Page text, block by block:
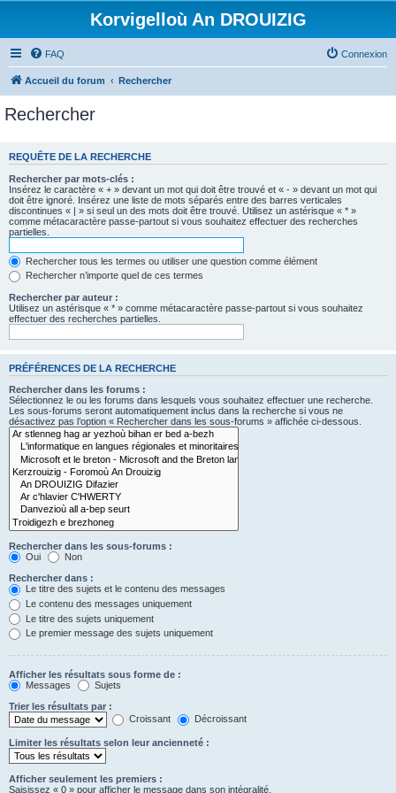
Korvigelloù An DROUIZIG
FAQ Connexion
Accueil du forum Rechercher
Rechercher
REQUÊTE DE LA RECHERCHE
Rechercher par mots-clés :
Insérez le caractère « + » devant un mot qui doit être trouvé et « - » devant un mot qui
doit être ignoré. Insérez une liste de mots séparés entre des barres verticales
discontinues « | » si seul un des mots doit être trouvé. Utilisez un astérisque « * »
comme métacaractère passe-partout si vous souhaitez effectuer des recherches
partielles.
Rechercher tous les termes ou utiliser une question comme élément
Rechercher n’importe quel de ces termes
Rechercher par auteur :
Utilisez un astérisque « * » comme métacaractère passe-partout si vous souhaitez
effectuer des recherches partielles.
PRÉFÉRENCES DE LA RECHERCHE
Rechercher dans les forums :
Sélectionnez le ou les forums dans lesquels vous souhaitez effectuer une recherche.
Les sous-forums seront automatiquement inclus dans la recherche si vous ne
désactivez pas l’option « Rechercher dans les sous-forums » affichée ci-dessous.
Rechercher dans les sous-forums :
Oui
Non
Rechercher dans :
Le titre des sujets et le contenu des messages
Le contenu des messages uniquement
Le titre des sujets uniquement
Le premier message des sujets uniquement
Afficher les résultats sous forme de :
Messages
Sujets
Trier les résultats par :
Croissant
Décroissant
Limiter les résultats selon leur ancienneté :
Afficher seulement les premiers :
Saisissez « 0 » pour afficher le message dans son intégralité.